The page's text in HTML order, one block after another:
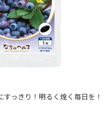
っきり！明るく煌く毎日を！